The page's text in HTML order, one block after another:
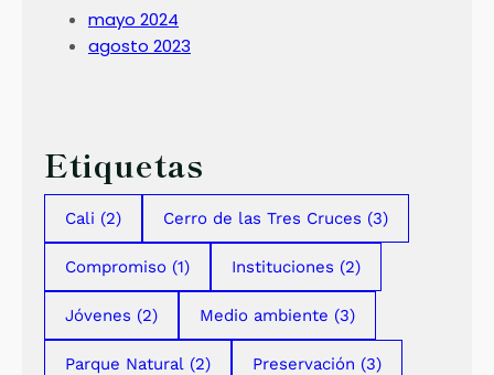
mayo 2024
agosto 2023
Etiquetas
Cali (2) Cerro de las Tres Cruces (3)
Compromiso (1) Instituciones (2)
Jóvenes (2) Medio ambiente (3)
Parque Natural (2) Preservación (3)